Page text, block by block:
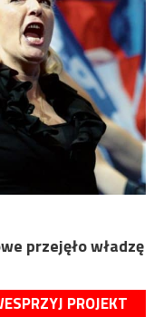
przejęło władzę
PROJEKT